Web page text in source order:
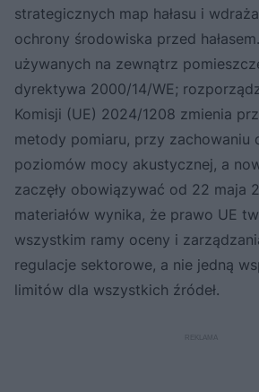
strategicznych map hałasu i
ochrony środowiska przed
używanych na zewnątrz
dyrektywa 2000/14/WE;
Komisji (UE) 2024/1208 zmienia
metody pomiaru, przy zachowaniu
poziomów mocy akustycznej, a
zaczęły obowiązywać od 22 maja
materiałów wynika, że prawo UE
wszystkim ramy oceny i
regulacje sektorowe, a nie jedną
limitów dla wszystkich źródeł.